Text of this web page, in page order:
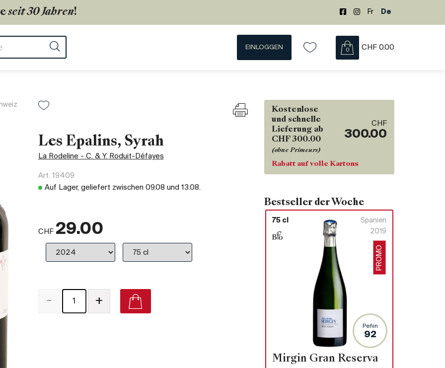
seit 30 Jahren! Fr De
EINLOGGEN 0 CHF 0.00
Les Epalins, Syrah
La Rodeline - C. & Y. Roduit-Défayes
Art. 19409
Auf Lager, geliefert zwischen 09.08 und 13.08.
CHF 29.00
- +
Kostenlose
und schnelle
Lieferung ab
CHF 300.00
(ohne Primeurs)
CHF
300.00
Rabatt auf volle Kartons
Bestseller der Woche
75 cl
Spanien
2019
PROMO
Peñin
92
Mirgin Gran Reserva